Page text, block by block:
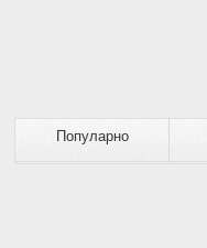
Популарно